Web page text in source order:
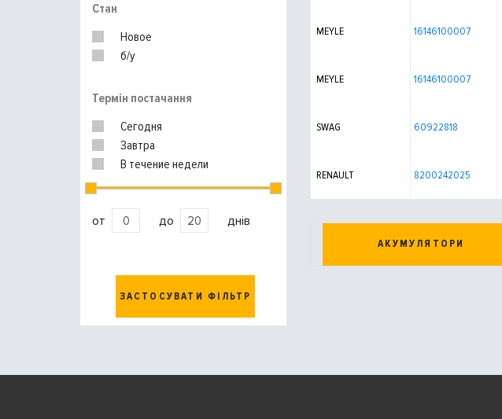
Стан
Новое
б/у
Термін постачання
Сегодня
Завтра
В течение недели
от до днів
ЗАСТОСУВАТИ ФІЛЬТР
MEYLE 16146100007
MEYLE 16146100007
SWAG 60922818
RENAULT 8200242025
АКУМУЛЯТОРИ